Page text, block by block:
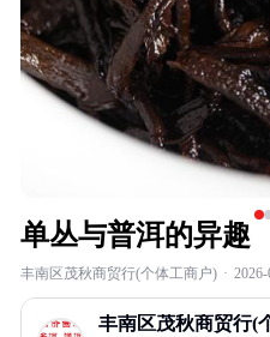
单丛与普洱的异趣
丰南区茂秋商贸行(个体工商户) ·
丰南区茂秋商贸行(